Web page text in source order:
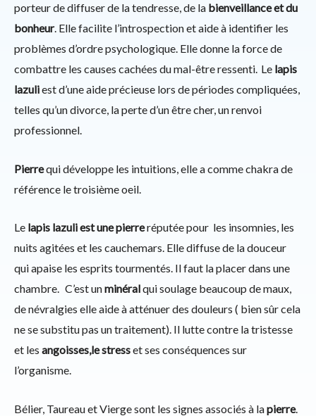
porteur de diffuser de la tendresse, de la bienveillance et du
bonheur. Elle facilite l’introspection et aide à identifier les
problèmes d’ordre psychologique. Elle donne la force de
combattre les causes cachées du mal-être ressenti. Le lapis
lazuliest d’une aide précieuse lors de périodes compliquées,
telles qu’un divorce, la perte d’un être cher, un renvoi
professionnel.
Pierrequi développe les intuitions, elle a comme chakra de
référence le troisième oeil.
Le lapis lazuli est une pierreréputée pour les insomnies, les
nuits agitées et les cauchemars. Elle diffuse de la douceur
qui apaise les esprits tourmentés. Il faut la placer dans une
chambre. C’est unminéralqui soulage beaucoup de maux,
de névralgies elle aide à atténuer des douleurs ( bien sûr cela
ne se substitu pas un traitement). Il lutte contre la tristesse
et les angoisses,le stresset ses conséquences sur
l’organisme.
Bélier, Taureau et Vierge sont les signes associés à lapierre.